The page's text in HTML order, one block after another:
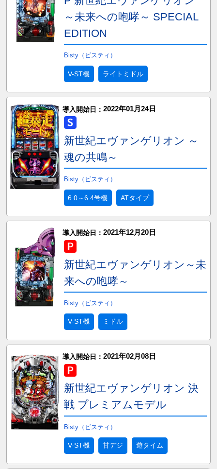
～未来への咆哮～ SPECIAL
EDITION
Bisty（ビスティ）
V-ST機 ライトミドル
導入開始日： 2022年01月24日
新世紀エヴァンゲリオン ～
魂の共鳴～
Bisty（ビスティ）
6.0～6.4号機 ATタイプ
導入開始日： 2021年12月20日
新世紀エヴァンゲリオン～未
来への咆哮～
Bisty（ビスティ）
V-ST機 ミドル
導入開始日： 2021年02月08日
新世紀エヴァンゲリオン 決
戦 プレミアムモデル
Bisty（ビスティ）
V-ST機 甘デジ 遊タイム